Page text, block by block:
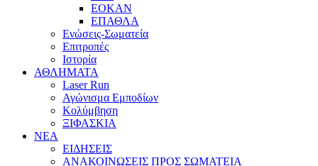
ΕΟΚΑΝ
ΕΠΑΘΛΑ
Ενώσεις-Σωματεία
Επιτροπές
Ιστορία
ΑΘΛΗΜΑΤΑ
Laser Run
Αγώνισμα Εμποδίων
Κολύμβηση
ΞΙΦΑΣΚΙΑ
NEA
ΕΙΔΗΣΕΙΣ
ΑΝΑΚΟΙΝΩΣΕΙΣ ΠΡΟΣ ΣΩΜΑΤΕΙΑ